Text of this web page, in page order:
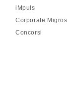
iMpuls
Corporate Migros
Concorsi